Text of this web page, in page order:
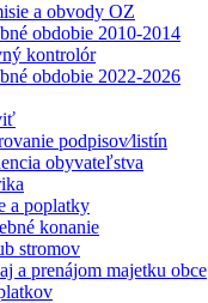
a obvody OZ
obdobie 2010-2014
kontrolór
obdobie 2022-2026
podpisov⁄listín
obyvateľstva
a poplatky
konanie
stromov
a prenájom majetku obce